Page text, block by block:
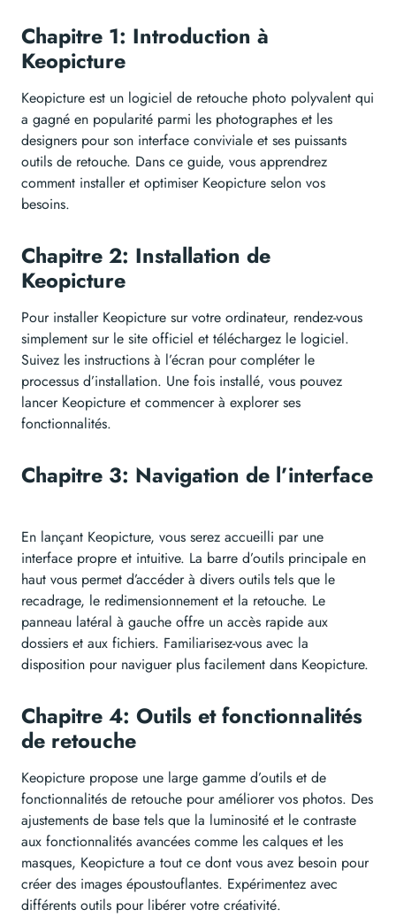
Chapitre 1: Introduction à
Keopicture
Keopicture est un logiciel de retouche photo polyvalent qui
a gagné en popularité parmi les photographes et les
designers pour son interface conviviale et ses puissants
outils de retouche. Dans ce guide, vous apprendrez
comment installer et optimiser Keopicture selon vos
besoins.
Chapitre 2: Installation de
Keopicture
Pour installer Keopicture sur votre ordinateur, rendez-vous
simplement sur le site officiel et téléchargez le logiciel.
Suivez les instructions à l’écran pour compléter le
processus d’installation. Une fois installé, vous pouvez
lancer Keopicture et commencer à explorer ses
fonctionnalités.
Chapitre 3: Navigation de l’interface
En lançant Keopicture, vous serez accueilli par une
interface propre et intuitive. La barre d’outils principale en
haut vous permet d’accéder à divers outils tels que le
recadrage, le redimensionnement et la retouche. Le
panneau latéral à gauche offre un accès rapide aux
dossiers et aux fichiers. Familiarisez-vous avec la
disposition pour naviguer plus facilement dans Keopicture.
Chapitre 4: Outils et fonctionnalités
de retouche
Keopicture propose une large gamme d’outils et de
fonctionnalités de retouche pour améliorer vos photos. Des
ajustements de base tels que la luminosité et le contraste
aux fonctionnalités avancées comme les calques et les
masques, Keopicture a tout ce dont vous avez besoin pour
créer des images époustouflantes. Expérimentez avec
différents outils pour libérer votre créativité.